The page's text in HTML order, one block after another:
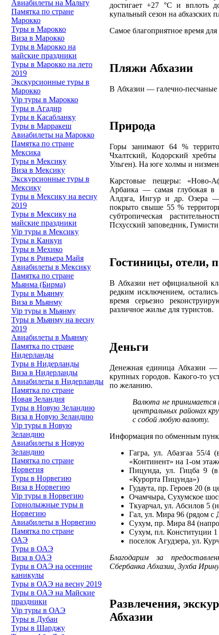
Авиабилеты на Мальту
Памятка по стране
Марокко
Туры в Марокко
Виза в Марокко
Туры в Марокко на
майские праздники
Туры в Марокко на лето
2019
Экскурсионные туры в
Марокко
Vip туры в Марокко
Туры в Агадир
Туры в Касабланку
Туры в Марракеш
Авиабилеты на Марокко
Памятка по стране
Мексика
Туры в Мексику
Виза в Мексику
Экскурсионные туры в
Мексику
Туры в Мексику на весну
2019
Туры в Мексику на
майские праздники
Vip туры в Мексику
Туры в Канкун
Туры в Мехико
Туры в Ривьера Майя
Авиабилеты в Мексику
Памятка по стране
Мьянма (Бирма)
Туры в Мьянму
Виза в Мьянму
Vip туры в Мьянму
Туры в Мьянму на весну
2019
Авиабилеты в Мьянму
Памятка по стране
Нидерланды
Туры в Нидерланды
Виза в Нидерланды
Авиабилеты в Нидерланды
Памятка по стране
Новая Зеландия
Туры в Новую Зеландию
Виза в Новую Зеландию
Vip туры в Новую
Зеландию
Авиабилеты в Новую
Зеландию
Памятка по стране
Норвегия
Туры в Норвегию
Виза в Норвегию
Vip туры в Норвегию
Горнолыжные туры в
Норвегию
Авиабилеты в Норвегию
Памятка по стране
ОАЭ
Туры в ОАЭ
Виза в ОАЭ
Туры в ОАЭ на осенние
каникулы
Туры в ОАЭ на весну 2019
Туры в ОАЭ на Майские
праздники
Vip туры в ОАЭ
Туры в Дубаи
Туры в Шарджу
достигает +27 °C и вплоть
купальный сезон на абхазских
Самое благоприятное время
Пляжи Абхазии
В Абхазии — галечно-
Природа
Горы занимают 64 %
Чхалтский, Кодорский
Ульген). На юге холмы и
Карстовые пещеры: «Ново-
Арбаика — самая глубокая
Алдзга, Ингур и др. Озера
покрыто свыше 55 %
субтропическая
Псхусский заповедник,
Гостиницы, отели,
В Абхазии нет официальной
редким исключением,
время серьезно
различное жилье для туристов.
Деньги
Денежная единица Абхазии —
крупных городов. Какого-то
по желанию.
Валюта не принимается
центральных районах
с собой любую валюту.
Информация по обменным
Гагра, ул. Абазгаа 55/4
«Континент» на 1-ом
Пицунда, ул. Гицба 9 (в
«Курорта Пицунда»)
Гудаута, пр. Героев 20 (в
Очамчыра, Сухумское
Ткуарчал, ул. Абсилов 5
Гал, ул. Мира 96 (рядом с
Сухум, пр. Мира 84
Сухум, пл. Конституции
поселок Агудзера, ул.
Благодарим за
Сбербанка Абхазии, Зухба
Развлечения,
Абхазии